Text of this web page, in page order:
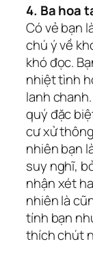
4. Ba hoa
Có vẻ bạn
chú ý về
khó đọc.
nhiệt tình
lanh
quý đặc
cư xử
nhiên bạn
suy nghĩ,
nhận xét
nhiên là
tính bạn
thích chút